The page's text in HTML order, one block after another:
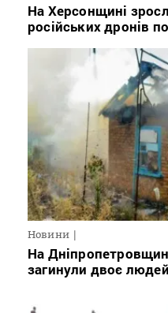
На Херсонщині
російських дронів
Новини
На
загинули двоє